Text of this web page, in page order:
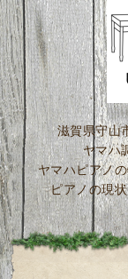
滋賀県守山
ヤマハ
ヤマハピアノ
ピアノの現